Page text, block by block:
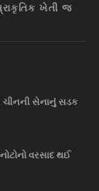
ખેતી જ
ચીનની સેનાનું સડક
વરસાદ થઈ